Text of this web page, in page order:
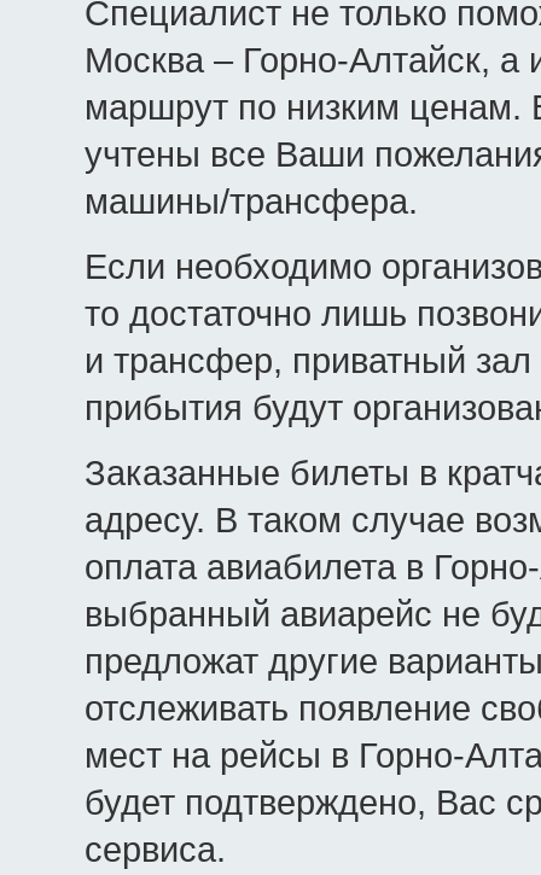
Специалист не только
Москва – Горно-Алтайск,
маршрут по низким
учтены все Ваши
машины/трансфера.
Если необходимо
то достаточно лишь
и трансфер, приватный
прибытия будут
Заказанные билеты в
адресу. В таком случае
оплата авиабилета в
выбранный авиарейс не
предложат другие
отслеживать появление
мест на рейсы в Горно-
будет подтверждено, Вас
сервиса.